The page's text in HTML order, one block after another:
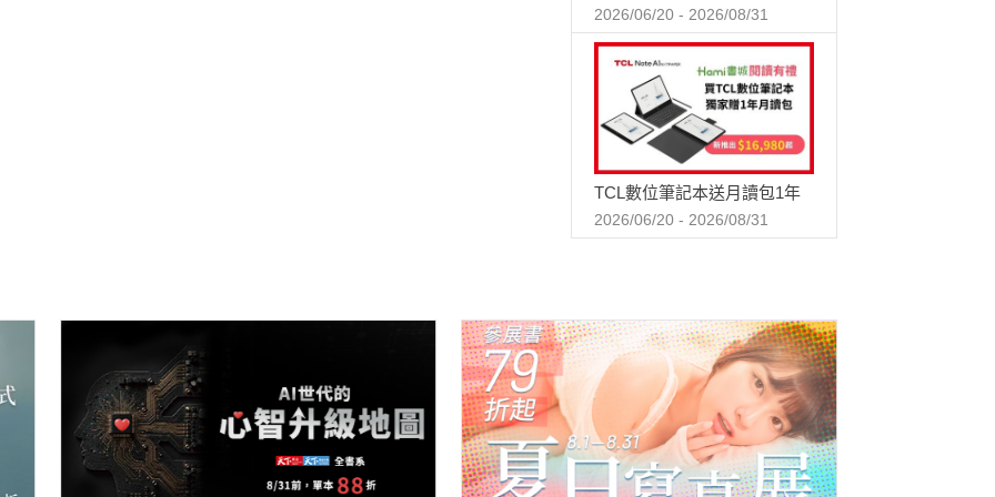
2026/06/20 - 2026/08/31
TCL數位筆記本送月讀包1年
2026/06/20 - 2026/08/31